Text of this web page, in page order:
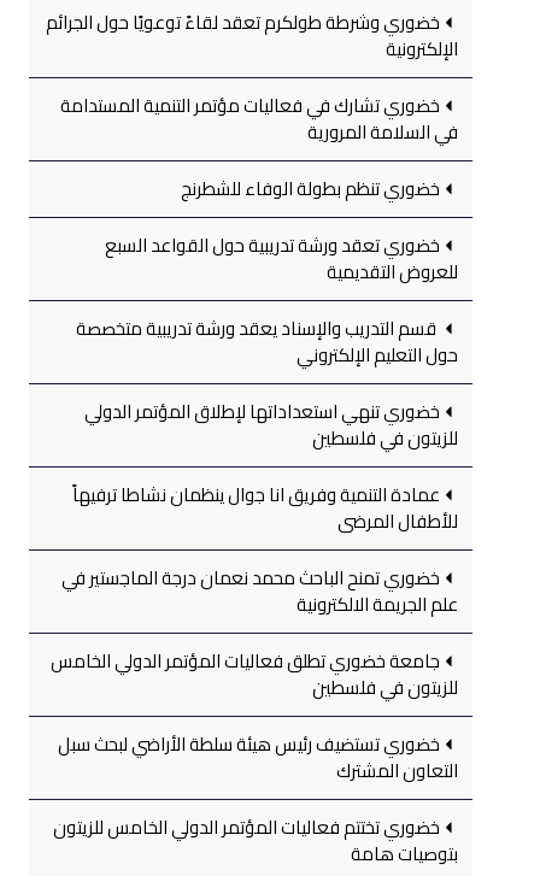
خضوري وشرطة طولكرم تعقد لقاءً توعويًا حول الجرائم
الإلكترونية
خضوري تشارك في فعاليات مؤتمر التنمية المستدامة
في السلامة المرورية
خضوري تنظم بطولة الوفاء للشطرنج
خضوري تعقد ورشة تدريبية حول القواعد السبع
للعروض التقديمية
قسم التدريب والإسناد يعقد ورشة تدريبية متخصصة
حول التعليم الإلكتروني
خضوري تنهي استعداداتها لإطلاق المؤتمر الدولي
للزيتون في فلسطين
عمادة التنمية وفريق انا جوال ينظمان نشاطا ترفيهاً
للأطفال المرضى
خضوري تمنح الباحث محمد نعمان درجة الماجستير في
علم الجريمة الالكترونية
جامعة خضوري تطلق فعاليات المؤتمر الدولي الخامس
للزيتون في فلسطين
خضوري تستضيف رئيس هيئة سلطة الأراضي لبحث سبل
التعاون المشترك
خضوري تختتم فعاليات المؤتمر الدولي الخامس للزيتون
بتوصيات هامة